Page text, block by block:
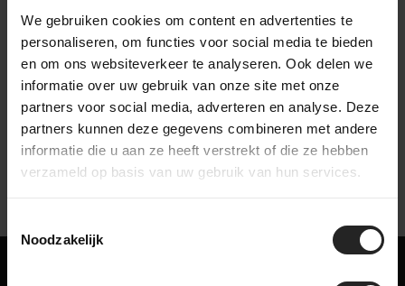
We gebruiken cookies om content en advertenties te
personaliseren, om functies voor social media te bieden
en om ons websiteverkeer te analyseren. Ook delen we
informatie over uw gebruik van onze site met onze
partners voor social media, adverteren en analyse. Deze
partners kunnen deze gegevens combineren met andere
informatie die u aan ze heeft verstrekt of die ze hebben
verzameld op basis van uw gebruik van hun services.
Noodzakelijk
bekijk onze bedrijfsvideo